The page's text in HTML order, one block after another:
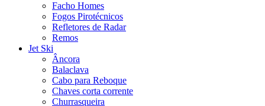
Facho Homes
Fogos Pirotécnicos
Refletores de Radar
Remos
Jet Ski
Âncora
Balaclava
Cabo para Reboque
Chaves corta corrente
Churrasqueira